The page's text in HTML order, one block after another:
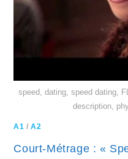
speed, dating, speed dating,
description,
A1 /A2
Court-Métrage : «